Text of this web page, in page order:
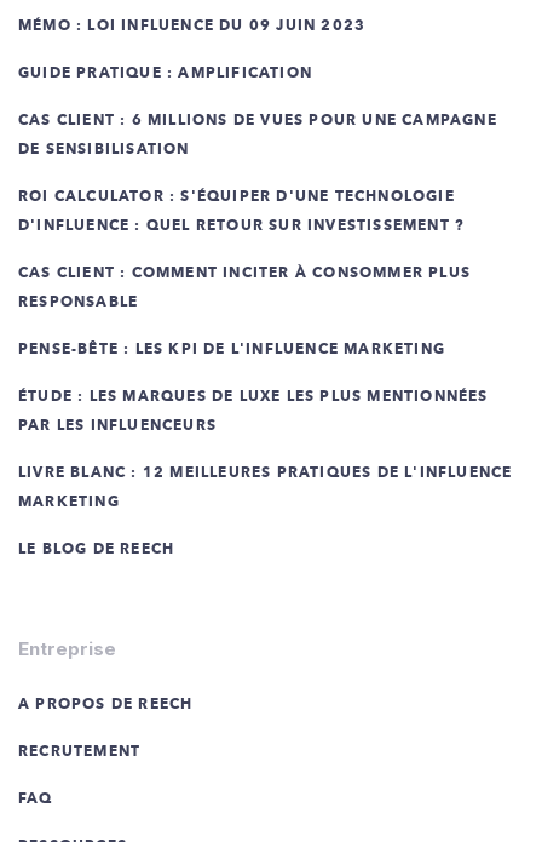
MÉMO : LOI INFLUENCE DU 09 JUIN 2023
GUIDE PRATIQUE : AMPLIFICATION
CAS CLIENT : 6 MILLIONS DE VUES POUR UNE CAMPAGNE
DE SENSIBILISATION
ROI CALCULATOR : S'ÉQUIPER D'UNE TECHNOLOGIE
D'INFLUENCE : QUEL RETOUR SUR INVESTISSEMENT ?
CAS CLIENT : COMMENT INCITER À CONSOMMER PLUS
RESPONSABLE
PENSE-BÊTE : LES KPI DE L'INFLUENCE MARKETING
ÉTUDE : LES MARQUES DE LUXE LES PLUS MENTIONNÉES
PAR LES INFLUENCEURS
LIVRE BLANC : 12 MEILLEURES PRATIQUES DE L'INFLUENCE
MARKETING
LE BLOG DE REECH
Entreprise
A PROPOS DE REECH
RECRUTEMENT
FAQ